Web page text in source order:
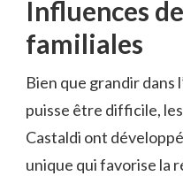
Influences
familiales
Bien que grandir dans
puisse être difficile,
Castaldi ont
unique qui favorise la